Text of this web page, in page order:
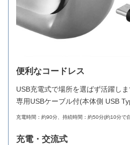
便利なコードレス
USB充電式で場所を選ばず活躍しま
専用USBケーブル付(本体側 USB
充電時間：約90分、持続時間：約50分(約10分で
充電・交流式